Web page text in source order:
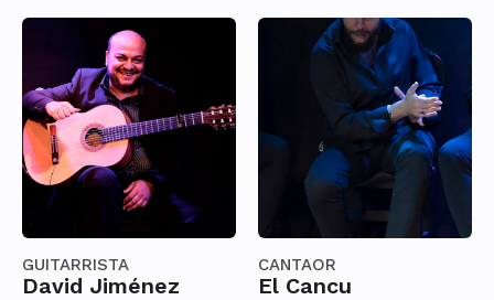
GUITARRISTA
David Jiménez
CANTAOR
El Cancu